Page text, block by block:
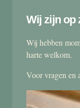
Wij zijn op
Wij hebben
harte welkom.
Voor vragen en